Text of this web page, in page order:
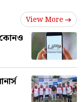
View More
কোনও